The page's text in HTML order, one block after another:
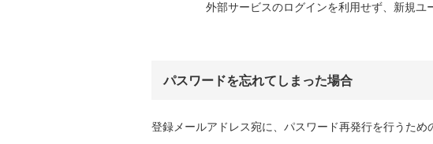
外部サービスのログインを利用せず、新規ユ
パスワードを忘れてしまった場合
登録メールアドレス宛に、パスワード再発行を行うた